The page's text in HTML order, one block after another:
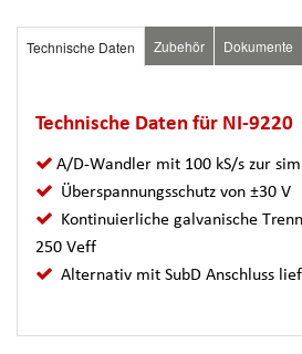
Technische Daten Zubehör Dokumente
Technische Daten für NI-9220
A/D-Wandler mit 100 kS/s zur
Überspannungsschutz von ±30 V
Kontinuierliche galvanische
250 Veff
Alternativ mit SubD Anschluss